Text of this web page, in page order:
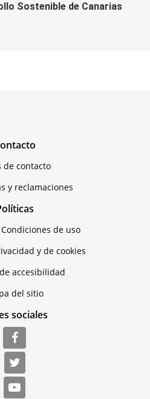
Sostenible de Canarias
de contacto
y reclamaciones
de uso
y de cookies
accesibilidad
del sitio
sociales